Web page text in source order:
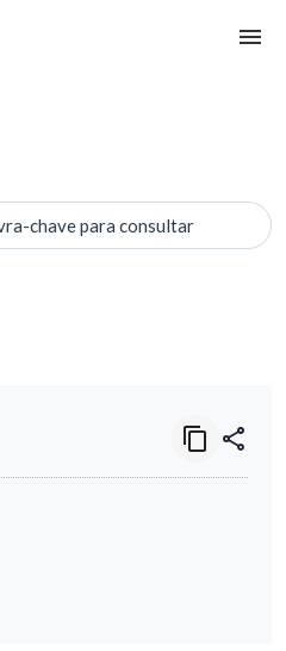
chave para consultar